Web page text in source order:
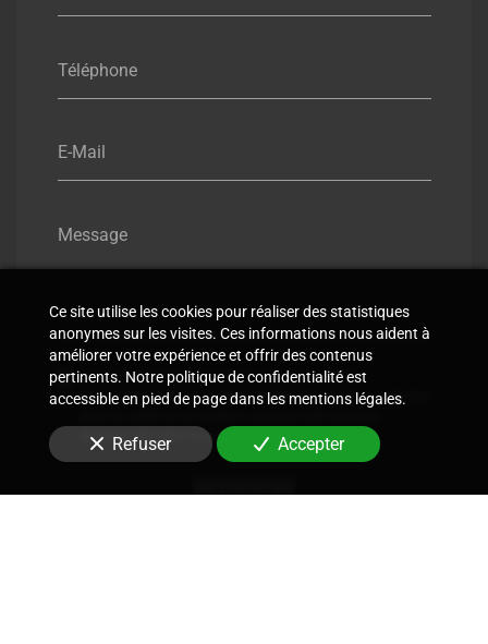
Téléphone
E-Mail
Message
En soumettant ce formulaire, j'accepte que les
informations saisies soient utilisées pour me recontacter
découler de cette demande.
Envoyer
Ce site utilise les cookies pour réaliser des statistiques
anonymes sur les visites. Ces informations nous aident à
améliorer votre expérience et offrir des contenus
pertinents. Notre politique de confidentialité est
accessible en pied de page dans les mentions légales.
Refuser Accepter